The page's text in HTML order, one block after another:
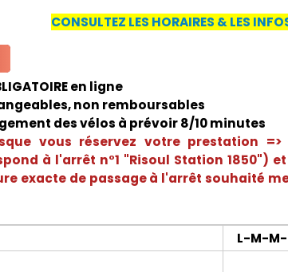
CONSULTEZ LES HORAIRES & LES
en ligne
non remboursables
des vélos à prévoir 8/10 minutes
vous réservez votre prestation
à l'arrêt n°1 "Risoul Station 1850")
exacte de passage à l'arrêt souhaité
L-M-